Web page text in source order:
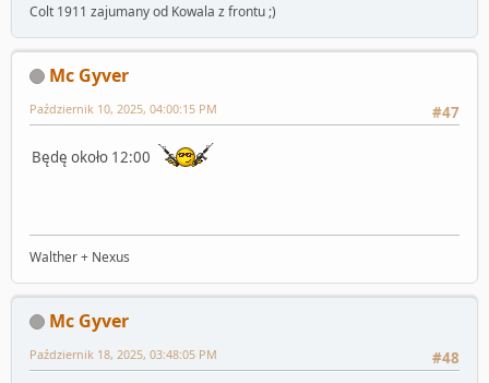
Colt 1911 zajumany od Kowala z frontu ;)
Mc Gyver
#47
Październik 10, 2025, 04:00:15 PM
Będę około 12:00
Walther + Nexus
Mc Gyver
#48
Październik 18, 2025, 03:48:05 PM